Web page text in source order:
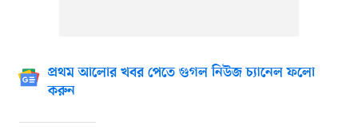
প্রথম আলোর খবর পেতে গুগল নিউজ চ্যানেল ফলো
করুন